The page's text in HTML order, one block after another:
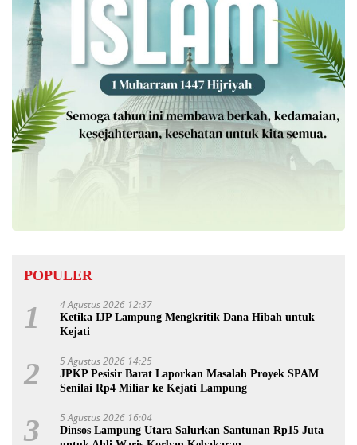
POPULER
1 4 Agustus 2026 12:37
Ketika IJP Lampung Mengkritik Dana Hibah untuk
Kejati
2 5 Agustus 2026 14:25
JPKP Pesisir Barat Laporkan Masalah Proyek SPAM
Senilai Rp4 Miliar ke Kejati Lampung
3 5 Agustus 2026 16:04
Dinsos Lampung Utara Salurkan Santunan Rp15 Juta